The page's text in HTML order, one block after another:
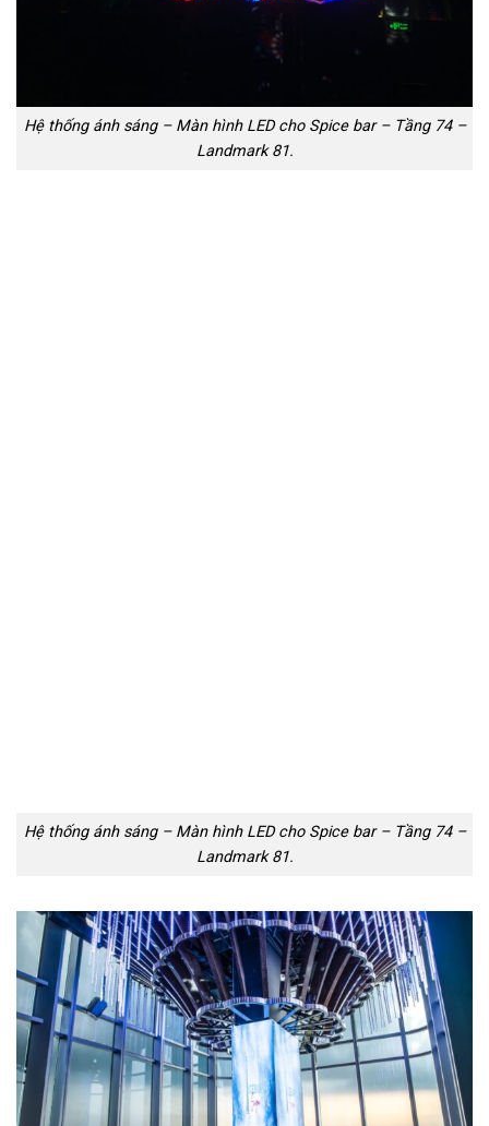
Hệ thống ánh sáng – Màn hình LED cho Spice bar – Tầng 74 –
Landmark 81.
Hệ thống ánh sáng – Màn hình LED cho Spice bar – Tầng 74 –
Landmark 81.